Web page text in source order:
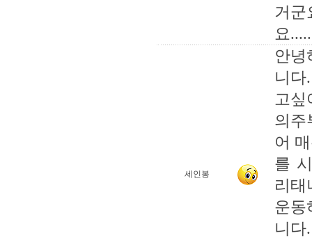
거
요
세인봉
안녕
니다
고싶
의주
어
를
리태
운동
니